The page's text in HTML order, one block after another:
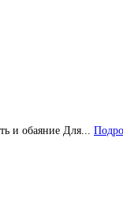
и обаяние Для...